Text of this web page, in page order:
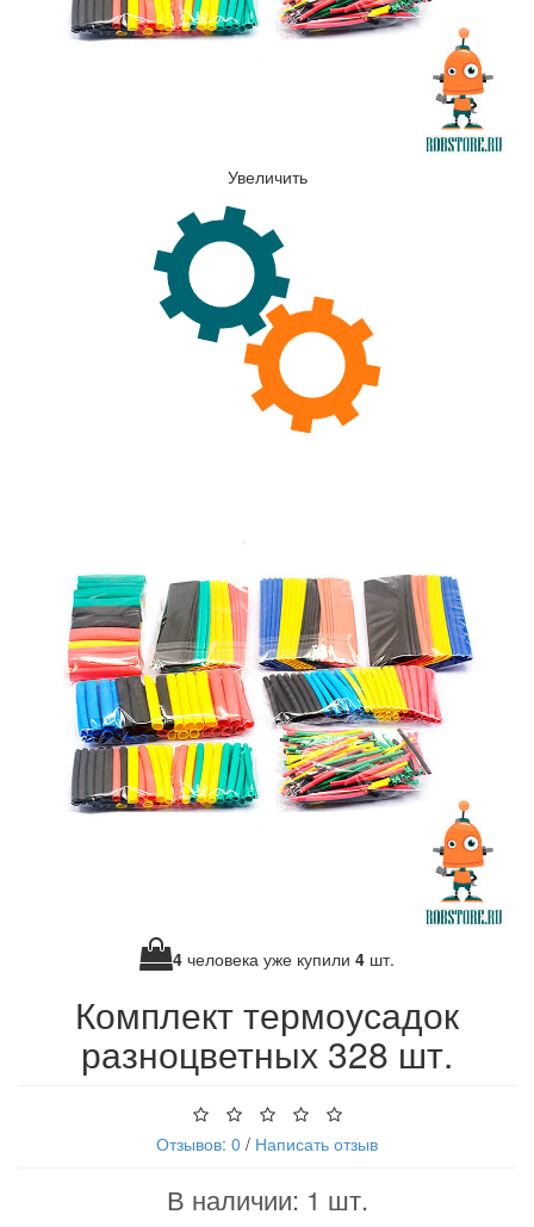
Увеличить
4 человека уже купили 4 шт.
Комплект термоусадок
разноцветных 328 шт.
Отзывов: 0 / Написать отзыв
В наличии: 1 шт.